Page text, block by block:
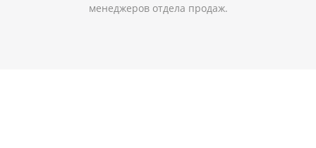
менеджеров отдела продаж.